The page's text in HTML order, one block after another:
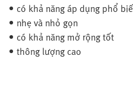
có khả năng áp dụng phổ
nhẹ và nhỏ gọn
có khả năng mở rộng tốt
thông lượng cao